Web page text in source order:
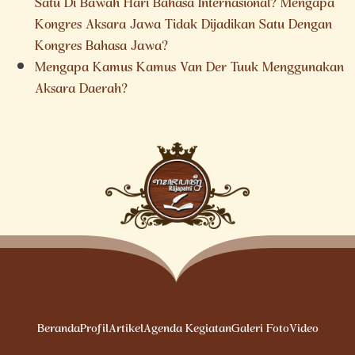
Kongres Aksara Jawa Tidak Dijadikan Satu Dengan
Kongres Bahasa Jawa?
Mengapa Kamus Kamus Van Der Tuuk Menggunakan
Aksara Daerah?
BerandaProfilArtikelAgenda KegiatanGaleri FotoVideo